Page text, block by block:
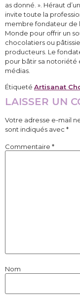
as donné. ». Héraut
invite toute la
membre fondateur de
Monde pour offrir un
chocolatiers ou
producteurs. Le
pour bâtir sa notoriété
médias.
Étiqueté Artisanat
LAISSER UN
Votre adresse e-mail
sont indiqués avec *
Commentaire *
Nom